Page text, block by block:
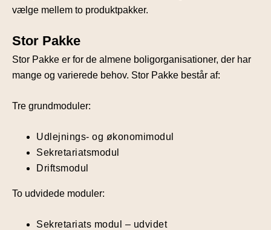
vælge mellem to produktpakker.
Stor Pakke
Stor Pakke er for de almene boligorganisationer, der har
mange og varierede behov. Stor Pakke består af:
Tre grundmoduler:
Udlejnings- og økonomimodul
Sekretariatsmodul
Driftsmodul
To udvidede moduler:
Sekretariats modul – udvidet